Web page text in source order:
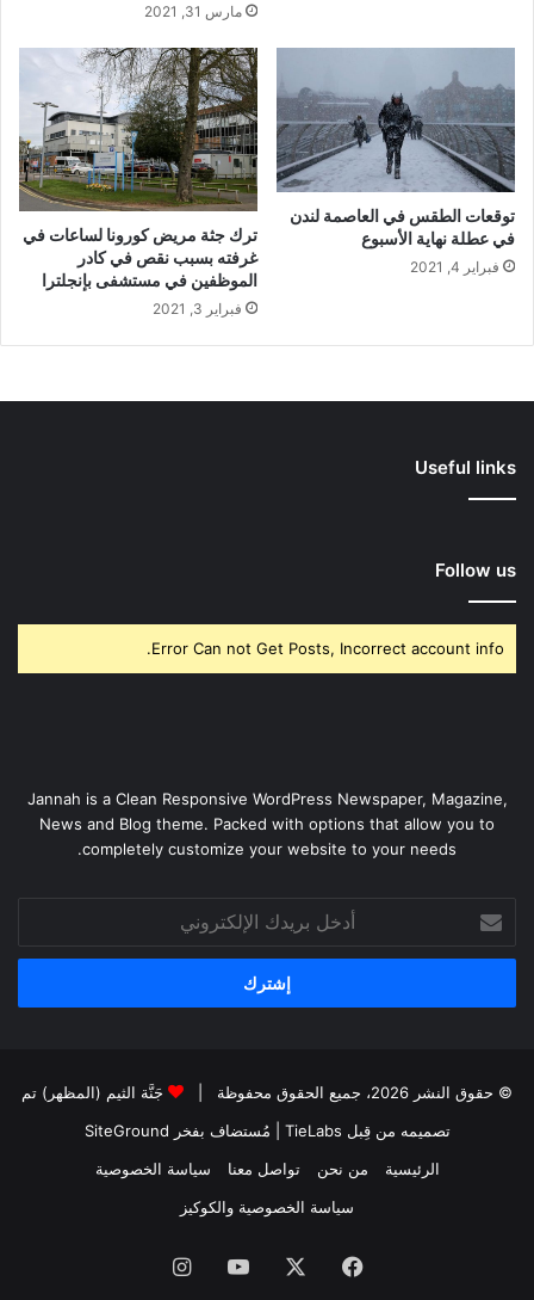
مارس 31, 2021
توقعات الطقس في العاصمة لندن
في عطلة نهاية الأسبوع
فبراير 4, 2021
ترك جثة مريض كورونا لساعات في
غرفته بسبب نقص في كادر
الموظفين في مستشفى بإنجلترا
فبراير 3, 2021
Useful links
Follow us
Error Can not Get Posts, Incorrect account info.
Jannah is a Clean Responsive WordPress Newspaper, Magazine,
News and Blog theme. Packed with options that allow you to
completely customize your website to your needs.
بريدك
الإلكتروني
© حقوق النشر 2026، جميع الحقوق محفوظة |
جَنَّة الثيم (المظهر) تم
تصميمه من قِبل TieLabs
| مُستضاف بفخر SiteGround
الرئيسية
من نحن تواصل معنا
سياسة الخصوصية
سياسة الخصوصية والكوكيز
فيسبوك ‫YouTubeانستقرام